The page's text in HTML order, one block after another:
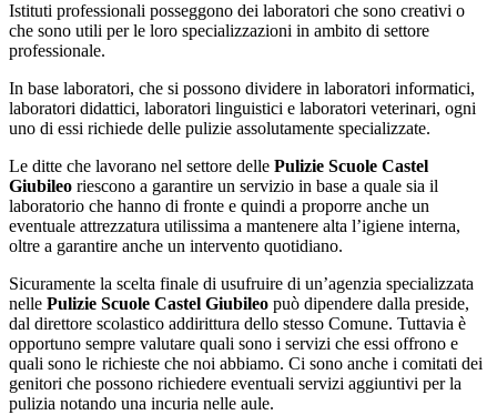
Istituti professionali posseggono dei laboratori che sono creativi o
che sono utili per le loro specializzazioni in ambito di settore
professionale.
In base laboratori, che si possono dividere in laboratori informatici,
laboratori didattici, laboratori linguistici e laboratori veterinari, ogni
uno di essi richiede delle pulizie assolutamente specializzate.
Le ditte che lavorano nel settore delle Pulizie Scuole Castel
Giubileo riescono a garantire un servizio in base a quale sia il
laboratorio che hanno di fronte e quindi a proporre anche un
eventuale attrezzatura utilissima a mantenere alta l’igiene interna,
oltre a garantire anche un intervento quotidiano.
Sicuramente la scelta finale di usufruire di un’agenzia specializzata
nelle Pulizie Scuole Castel Giubileo può dipendere dalla preside,
dal direttore scolastico addirittura dello stesso Comune. Tuttavia è
opportuno sempre valutare quali sono i servizi che essi offrono e
quali sono le richieste che noi abbiamo. Ci sono anche i comitati dei
genitori che possono richiedere eventuali servizi aggiuntivi per la
pulizia notando una incuria nelle aule.